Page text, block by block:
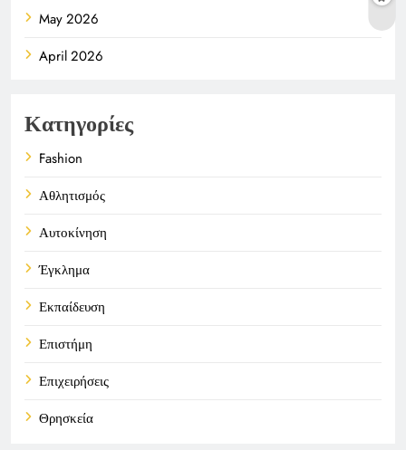
May 2026
April 2026
Κατηγορίες
Fashion
Αθλητισμός
Αυτοκίνηση
Έγκλημα
Εκπαίδευση
Επιστήμη
Επιχειρήσεις
Θρησκεία